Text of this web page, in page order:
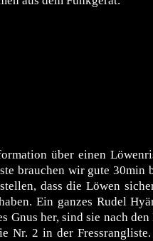
über einen
brauchen wir gute 30min
dass die Löwen
Ein ganzes Rudel
Gnus her, sind sie nach
Nr. 2 in der